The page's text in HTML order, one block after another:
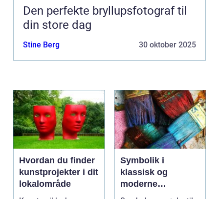
Den perfekte bryllupsfotograf til
din store dag
Stine Berg 30 oktober 2025
Hvordan du finder
kunstprojekter i dit
lokalområde
Symbolik i
klassisk og
moderne
billedkunst